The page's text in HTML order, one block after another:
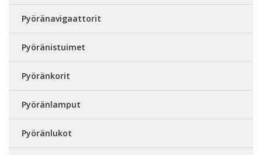
Pyöränavigaattorit
Pyöränistuimet
Pyöränkorit
Pyöränlamput
Pyöränlukot